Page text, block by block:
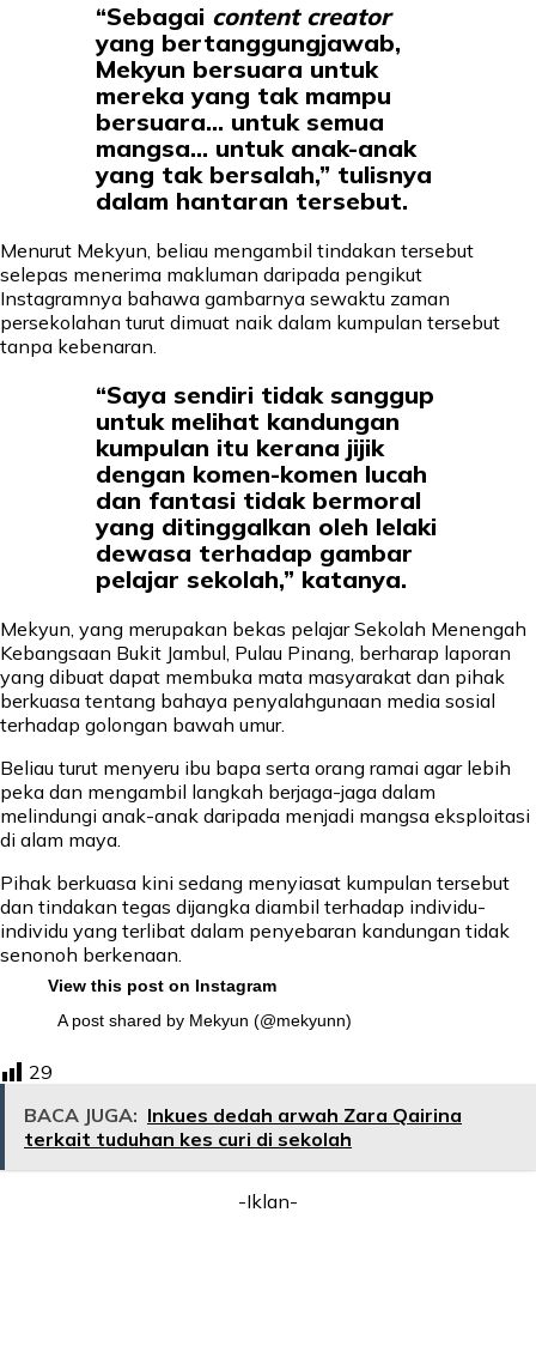
“Sebagai content creator
yang bertanggungjawab,
Mekyun bersuara untuk
mereka yang tak mampu
bersuara… untuk semua
mangsa… untuk anak-anak
yang tak bersalah,” tulisnya
dalam hantaran tersebut.
Menurut Mekyun, beliau mengambil tindakan tersebut
selepas menerima makluman daripada pengikut
Instagramnya bahawa gambarnya sewaktu zaman
persekolahan turut dimuat naik dalam kumpulan tersebut
tanpa kebenaran.
“Saya sendiri tidak sanggup
untuk melihat kandungan
kumpulan itu kerana jijik
dengan komen-komen lucah
dan fantasi tidak bermoral
yang ditinggalkan oleh lelaki
dewasa terhadap gambar
pelajar sekolah,” katanya.
Mekyun, yang merupakan bekas pelajar Sekolah Menengah
Kebangsaan Bukit Jambul, Pulau Pinang, berharap laporan
yang dibuat dapat membuka mata masyarakat dan pihak
berkuasa tentang bahaya penyalahgunaan media sosial
terhadap golongan bawah umur.
Beliau turut menyeru ibu bapa serta orang ramai agar lebih
peka dan mengambil langkah berjaga-jaga dalam
melindungi anak-anak daripada menjadi mangsa eksploitasi
di alam maya.
Pihak berkuasa kini sedang menyiasat kumpulan tersebut
dan tindakan tegas dijangka diambil terhadap individu-
individu yang terlibat dalam penyebaran kandungan tidak
senonoh berkenaan.
View this post on Instagram
A post shared by Mekyun (@mekyunn)
29
BACA JUGA: Inkues dedah arwah Zara Qairina
terkait tuduhan kes curi di sekolah
-Iklan-